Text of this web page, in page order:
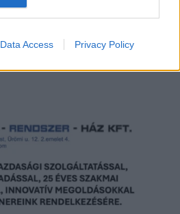
Data Access Privacy Policy